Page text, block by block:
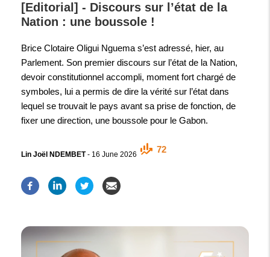
[Editorial] - Discours sur l’état de la
Nation : une boussole !
Brice Clotaire Oligui Nguema s’est adressé, hier, au
Parlement. Son premier discours sur l’état de la Nation,
devoir constitutionnel accompli, moment fort chargé de
symboles, lui a permis de dire la vérité sur l’état dans
lequel se trouvait le pays avant sa prise de fonction, de
fixer une direction, une boussole pour le Gabon.
Lin Joël NDEMBET- 16 June 2026
72